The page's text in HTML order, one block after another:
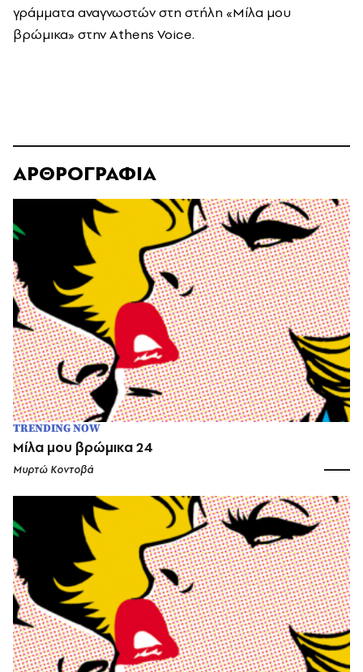
γράμματα αναγνωστών στη στήλη «Μίλα μου
βρώμικα» στην Athens Voice.
ΑΡΘΡΟΓΡΑΦΙΑ
TRENDING NOW
Μίλα μου βρώμικα 24
Μυρτώ Κοντοβά